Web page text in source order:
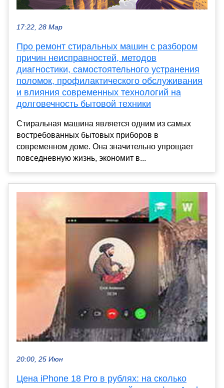
17:22, 28 Мар
Про ремонт стиральных машин с разбором
причин неисправностей, методов
диагностики, самостоятельного устранения
поломок, профилактического обслуживания
и влияния современных технологий на
долговечность бытовой техники
Стиральная машина является одним из самых
востребованных бытовых приборов в
современном доме. Она значительно упрощает
повседневную жизнь, экономит в...
20:00, 25 Июн
Цена iPhone 18 Pro в рублях: на сколько